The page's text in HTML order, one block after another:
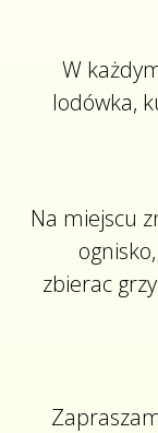
W
lodówka,
Na miejscu
zbierac